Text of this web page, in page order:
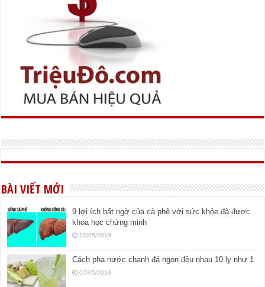
BÀI VIẾT MỚI
9 lợi ích bất ngờ của cà phê với sức khỏe đã được
khoa học chứng minh
12/05/2019
Cách pha nước chanh đá ngon đều nhau 10 ly như 1
07/05/2019